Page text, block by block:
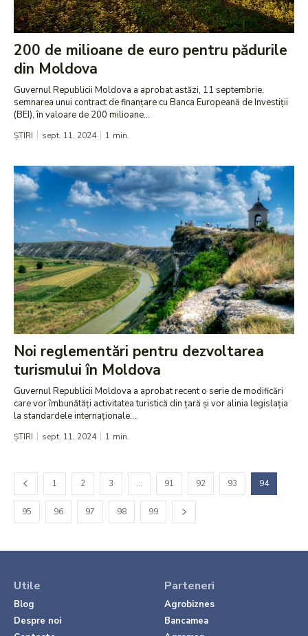
200 de milioane de euro pentru pădurile
din Moldova
Guvernul Republicii Moldova a aprobat astăzi, 11 septembrie,
semnarea unui contract de finanțare cu Banca Europeană de Investiții
(BEI), în valoare de 200 milioane...
ȘTIRI sept. 11, 2024 1 min.
Noi reglementări pentru dezvoltarea
turismului în Moldova
Guvernul Republicii Moldova a aprobat recent o serie de modificări
care vor îmbunătăți activitatea turistică din țară și vor alinia legislația
la standardele internaționale....
ȘTIRI sept. 11, 2024 1 min.
1 2 3 … 91 92 93 94
95 96 97 98 99
Utile
Blog
Despre noi
Parteneri
Agrobiznes
Bancamea